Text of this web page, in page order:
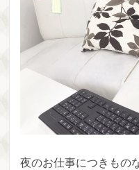
夜のお仕事につきもの